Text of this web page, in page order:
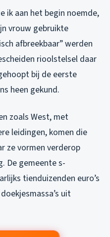
ik aan het begin noemde,
vrouw gebruikte
afbreekbaar” werden
rioolstelsel daar
bij de eerste
heen gekund.
zoals West, met
leidingen, komen die
ze vormen verderop
De gemeente s-
tienduizenden euro’s
uit